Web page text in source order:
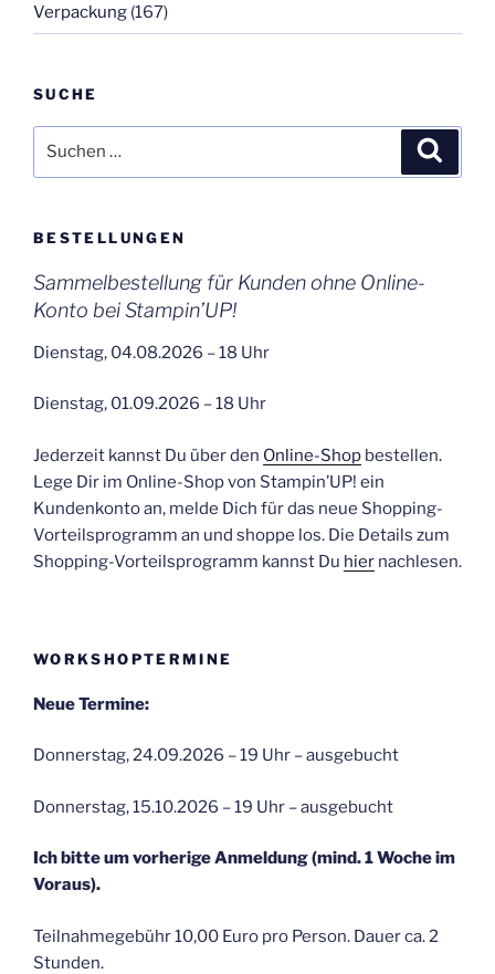
Verpackung (167)
SUCHE
nach:
BESTELLUNGEN
Sammelbestellung für Kunden ohne Online-
Konto bei Stampin’UP!
Dienstag, 04.08.2026 – 18 Uhr
Dienstag, 01.09.2026 – 18 Uhr
Jederzeit kannst Du über den Online-Shop bestellen.
Lege Dir im Online-Shop von Stampin’UP! ein
Kundenkonto an, melde Dich für das neue Shopping-
Vorteilsprogramm an und shoppe los. Die Details zum
Shopping-Vorteilsprogramm kannst Du hier nachlesen.
WORKSHOPTERMINE
Neue Termine:
Donnerstag, 24.09.2026 – 19 Uhr – ausgebucht
Donnerstag, 15.10.2026 – 19 Uhr – ausgebucht
Ich bitte um vorherige Anmeldung (mind. 1 Woche im
Voraus).
Teilnahmegebühr 10,00 Euro pro Person. Dauer ca. 2
Stunden.